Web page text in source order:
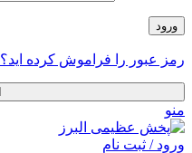
ورود
رمز عبور را فراموش کرده اید؟
منو
ورود / ثبت نام